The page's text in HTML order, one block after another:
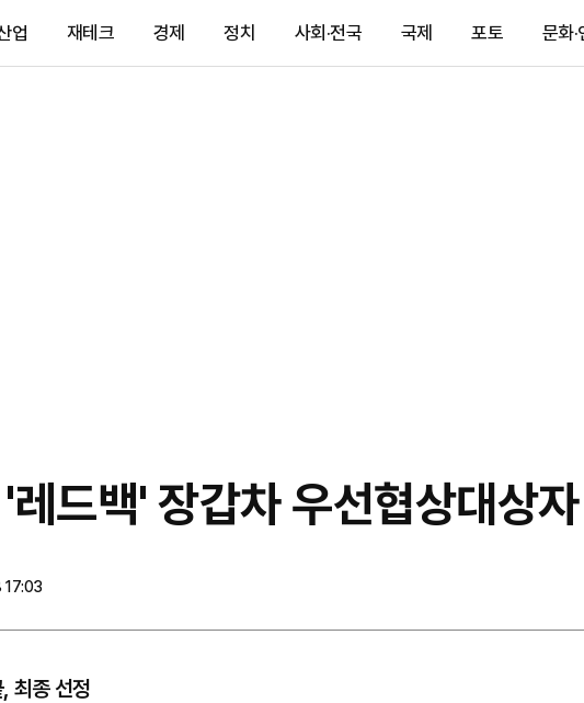
업 재테크 경제 정치 사회·전국 국제 포토 문화·
드백' 장갑차 우선협상대상
17:03
최종 선정